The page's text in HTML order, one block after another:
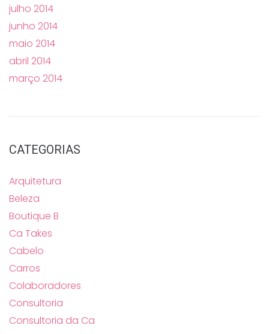
julho 2014
junho 2014
maio 2014
abril 2014
março 2014
CATEGORIAS
Arquitetura
Beleza
Boutique B
Ca Takes
Cabelo
Carros
Colaboradores
Consultoria
Consultoria da Ca